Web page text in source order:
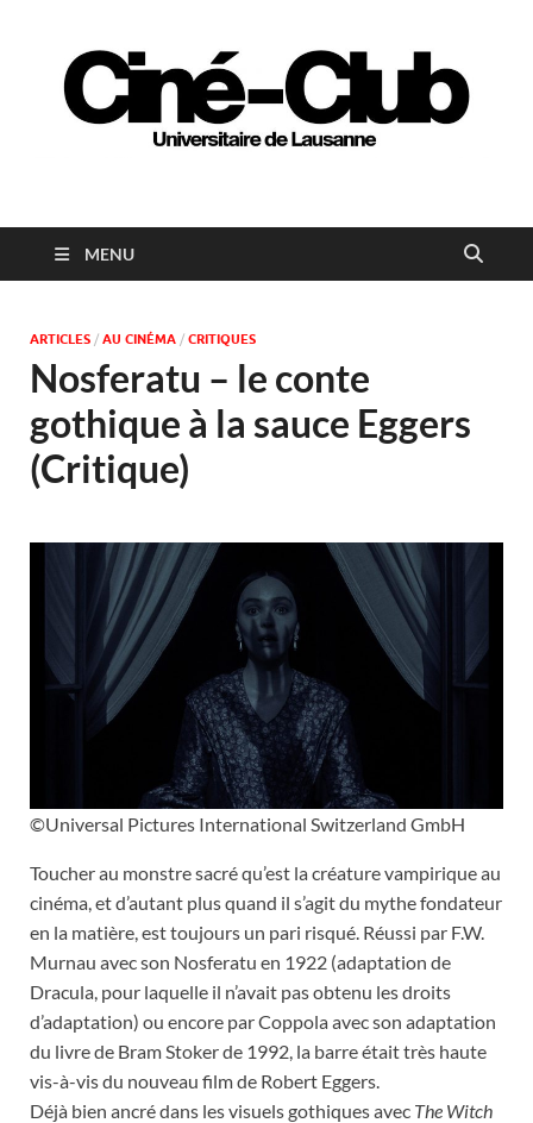
Ciné-club universitaire
de Lausanne
MENU
ARTICLES / AU CINÉMA / CRITIQUES
Nosferatu – le conte
gothique à la sauce Eggers
(Critique)
©Universal Pictures International Switzerland GmbH
Toucher au monstre sacré qu’est la créature vampirique au
cinéma, et d’autant plus quand il s’agit du mythe fondateur
en la matière, est toujours un pari risqué. Réussi par F.W.
Murnau avec son Nosferatu en 1922 (adaptation de
Dracula, pour laquelle il n’avait pas obtenu les droits
d’adaptation) ou encore par Coppola avec son adaptation
du livre de Bram Stoker de 1992, la barre était très haute
vis-à-vis du nouveau film de Robert Eggers.
Déjà bien ancré dans les visuels gothiques avec The Witch